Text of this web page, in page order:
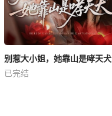
别惹大小姐，她靠山是哮天犬
已完结